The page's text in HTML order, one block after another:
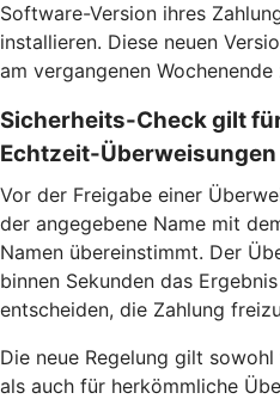
Software-Version ihres
installieren. Diese neuen
am vergangenen
Sicherheits-Check gilt
Echtzeit-Überweisungen
Vor der Freigabe einer
der angegebene Name mit
Namen übereinstimmt. Der
binnen Sekunden das
entscheiden, die Zahlung
Die neue Regelung gilt
als auch für herkömmliche